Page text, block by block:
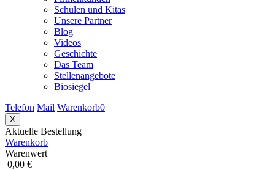
Schulen und Kitas
Unsere Partner
Blog
Videos
Geschichte
Das Team
Stellenangebote
Biosiegel
Telefon Mail Warenkorb0
X
Aktuelle Bestellung
Warenkorb
Warenwert
0,00 €